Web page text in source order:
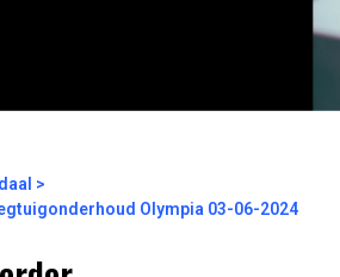
Olympia 03-06-2024